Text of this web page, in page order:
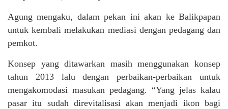
Agung mengaku, dalam pekan ini akan ke Balikpapan
untuk kembali melakukan mediasi dengan pedagang dan
pemkot.
Konsep yang ditawarkan masih menggunakan konsep
tahun 2013 lalu dengan perbaikan-perbaikan untuk
mengakomodasi masukan pedagang. “Yang jelas kalau
pasar itu sudah direvitalisasi akan menjadi ikon bagi